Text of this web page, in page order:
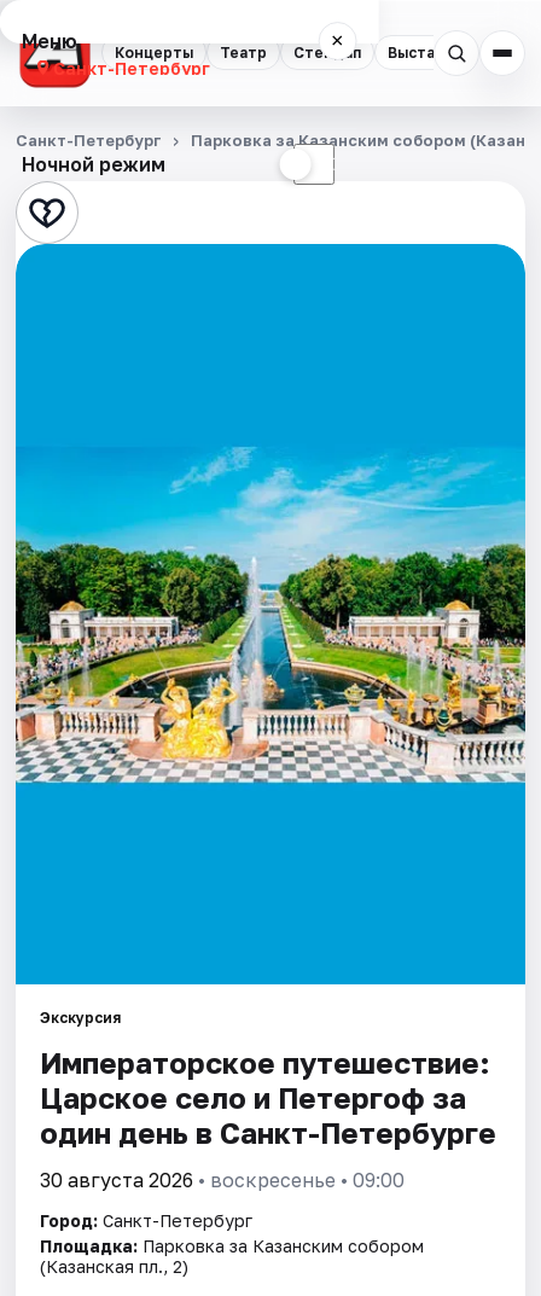
Концерты Театр Стендап Выставки
Меню ×
Санкт-Петербург
Концерты
Театр
Стендап
Города
Площадки
Артисты
Рейтинги
Ночной режим ☾
Санкт-Петербург Парковка за Казанским собором
Экскурсия
Императорское путешествие:
Царское село и Петергоф за
один день в Санкт-Петербурге
30 августа 2026 • воскресенье • 09:00
Город: Санкт-Петербург
Площадка: Парковка за Казанским собором
(Казанская пл., 2)